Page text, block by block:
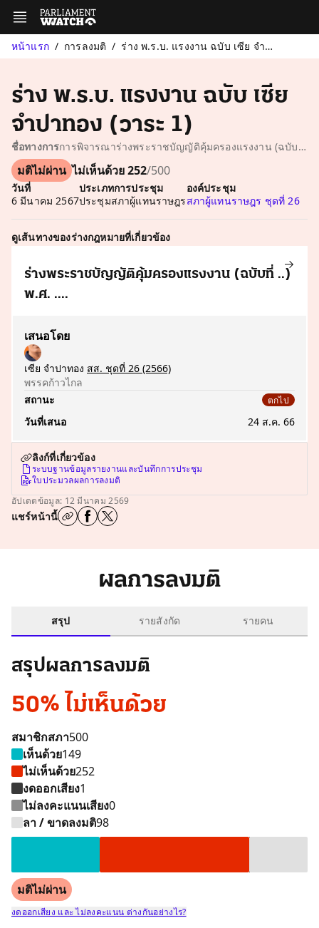
หน้าแรก การลงมติ ร่าง พ.ร.บ. แรงงาน ฉบับ เซีย จำปาทอง (วาระ 1)
ร่าง พ.ร.บ. แรงงาน ฉบับ เซีย
จำปาทอง (วาระ 1)
ชื่อทางการ การพิจารณาร่างพระราชบัญญัติคุ้มครองแรงงาน (ฉบับที่ ..) พ.ศ. .... นายเซีย จำปาทอง กับคณะ เป็นผู้เสนอ
มติไม่ผ่าน ไม่เห็นด้วย 252/500
วันที่
6 มีนาคม 2567
ประเภทการประชุม
ประชุมสภาผู้แทนราษฎร
องค์ประชุม
สภาผู้แทนราษฎร ชุดที่ 26
ดูเส้นทางของร่างกฎหมายที่เกี่ยวข้อง
ร่างพระราชบัญญัติคุ้มครองแรงงาน (ฉบับที่ ..)
พ.ศ. ....
เสนอโดย
เซีย จำปาทอง สส. ชุดที่ 26 (2566)
พรรคก้าวไกล
สถานะ
ตกไป
วันที่เสนอ 24 ส.ค. 66
ลิงก์ที่เกี่ยวข้อง
ระบบฐานข้อมูลรายงานและบันทึกการประชุม
ใบประมวลผลการลงมติ
อัปเดตข้อมูล: 12 มีนาคม 2569
แชร์หน้านี้
ผลการลงมติ
สรุป รายสังกัด รายคน
สรุปผลการลงมติ
50% ไม่เห็นด้วย
สมาชิกสภา500
เห็นด้วย149
ไม่เห็นด้วย252
งดออกเสียง1
ไม่ลงคะแนนเสียง0
ลา / ขาดลงมติ98
เห็นด้วย 149 คน
มติไม่ผ่าน
งดออกเสียง และ ไม่ลงคะแนน ต่างกันอย่างไร?